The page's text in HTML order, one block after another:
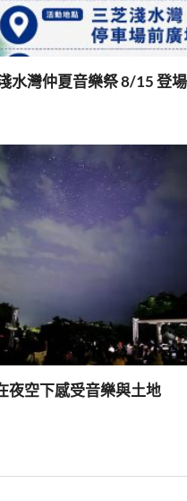
水灣仲夏音樂祭 8/15 登場
夜空下感受音樂與土地